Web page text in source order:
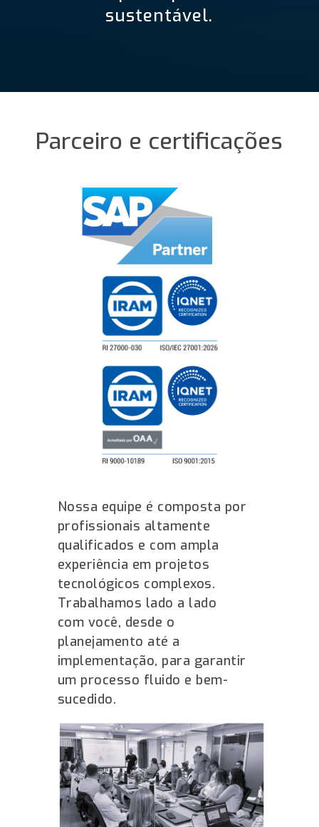
sustentável.
Parceiro e certificações
Nossa equipe é composta por
profissionais altamente
qualificados e com ampla
experiência em projetos
tecnológicos complexos.
Trabalhamos lado a lado
com você, desde o
planejamento até a
implementação, para garantir
um processo fluido e bem-
sucedido.